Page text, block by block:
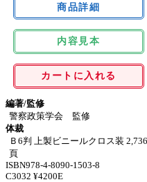
内容見本
カートに入れる
編著/監修
警察政策学会 監修
体裁
Ｂ6判 上製ビニールクロス装 2,736
頁
ISBN978-4-8090-1503-8
C3032 ¥4200E